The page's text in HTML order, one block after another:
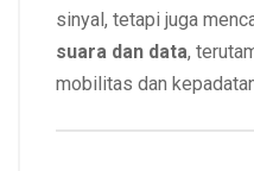
sinyal, tetapi juga
suara dan data,
mobilitas dan